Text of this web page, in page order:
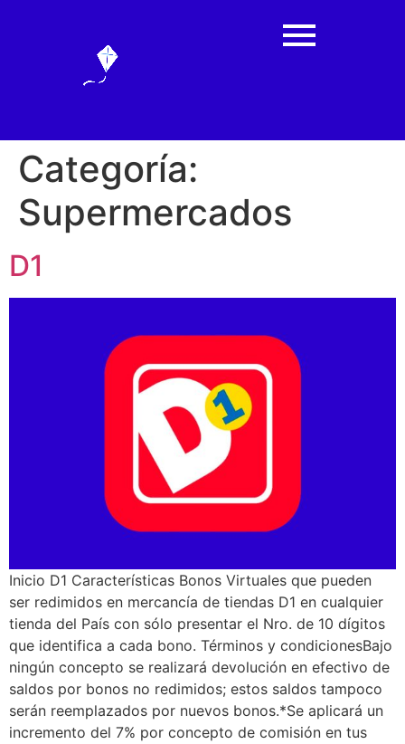
Categoría:
Supermercados
D1
Inicio D1 Características Bonos Virtuales que pueden
ser redimidos en mercancía de tiendas D1 en cualquier
tienda del País con sólo presentar el Nro. de 10 dígitos
que identifica a cada bono. Términos y condicionesBajo
ningún concepto se realizará devolución en efectivo de
saldos por bonos no redimidos; estos saldos tampoco
serán reemplazados por nuevos bonos.*Se aplicará un
incremento del 7% por concepto de comisión en tus